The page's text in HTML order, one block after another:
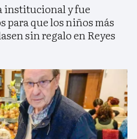
institucional y fue
para que los niños más
sin regalo en Reyes